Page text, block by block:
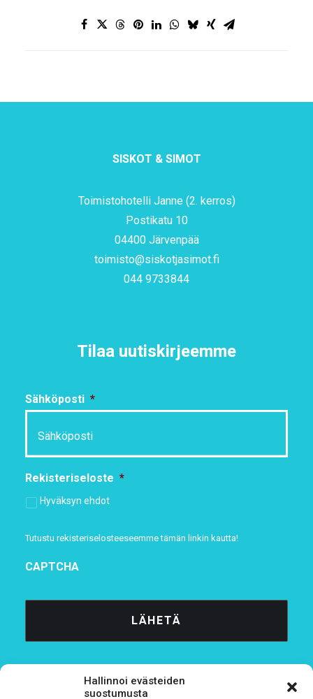
Hallinnoi evästeiden
suostumusta
SISKOT & SIMOT
Toimistohotelli Janne (2. kerros)
Postikatu 10
04400 Järvenpää
toimisto@siskotjasimot.fi
044 9733844
Tilaa uutiskirjeemme
Sähköposti *
Rekisteriseloste *
Hyväksyn ehdot
Tutustu rekisteriselosteeseemmetämän linkin kautta!
CAPTCHA